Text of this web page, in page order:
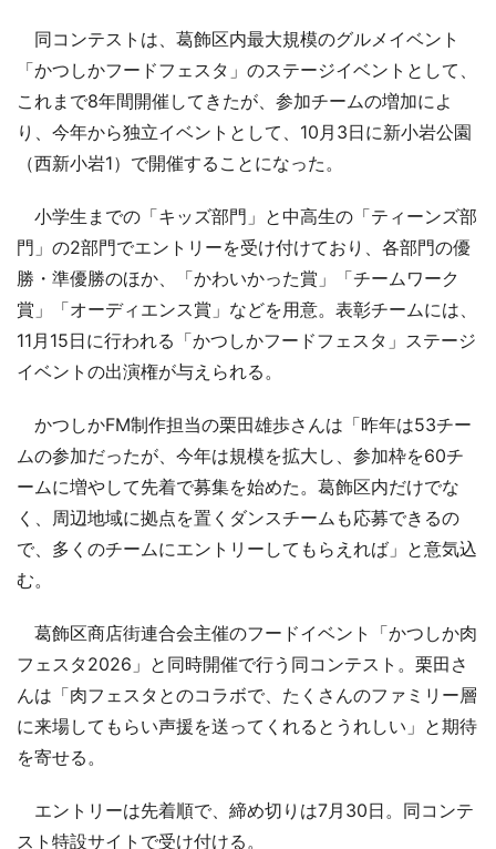
同コンテストは、葛飾区内最大規模のグルメイベント
「かつしかフードフェスタ」のステージイベントとして、
これまで8年間開催してきたが、参加チームの増加によ
り、今年から独立イベントとして、10月3日に新小岩公園
（西新小岩1）で開催することになった。
小学生までの「キッズ部門」と中高生の「ティーンズ部
門」の2部門でエントリーを受け付けており、各部門の優
勝・準優勝のほか、「かわいかった賞」「チームワーク
賞」「オーディエンス賞」などを用意。表彰チームには、
11月15日に行われる「かつしかフードフェスタ」ステージ
イベントの出演権が与えられる。
かつしかFM制作担当の栗田雄歩さんは「昨年は53チー
ムの参加だったが、今年は規模を拡大し、参加枠を60チ
ームに増やして先着で募集を始めた。葛飾区内だけでな
く、周辺地域に拠点を置くダンスチームも応募できるの
で、多くのチームにエントリーしてもらえれば」と意気込
む。
葛飾区商店街連合会主催のフードイベント「かつしか肉
フェスタ2026」と同時開催で行う同コンテスト。栗田さ
んは「肉フェスタとのコラボで、たくさんのファミリー層
に来場してもらい声援を送ってくれるとうれしい」と期待
を寄せる。
エントリーは先着順で、締め切りは7月30日。同コンテ
スト特設サイトで受け付ける。